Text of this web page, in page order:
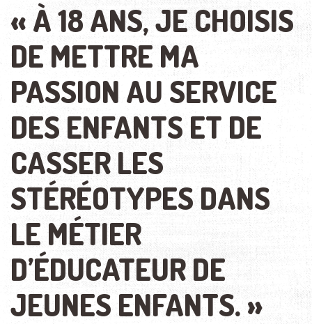
« À 18 ANS, JE CHOISIS
DE METTRE MA
PASSION AU SERVICE
DES ENFANTS ET DE
CASSER LES
STÉRÉOTYPES DANS
LE MÉTIER
D’ÉDUCATEUR DE
JEUNES ENFANTS. »